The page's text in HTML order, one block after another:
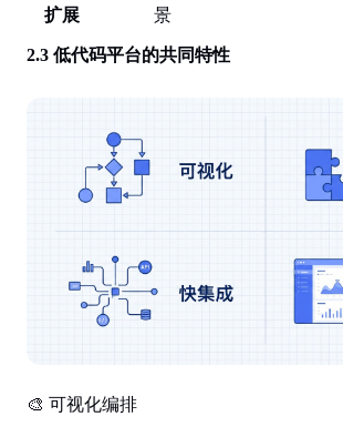
扩展
景
2.3 低代码平台的共同特性
🎨 可视化编排